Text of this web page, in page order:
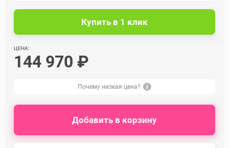
ЦЕНА:
144 970 ₽
Почему низкая цена?
Добавить в корзину